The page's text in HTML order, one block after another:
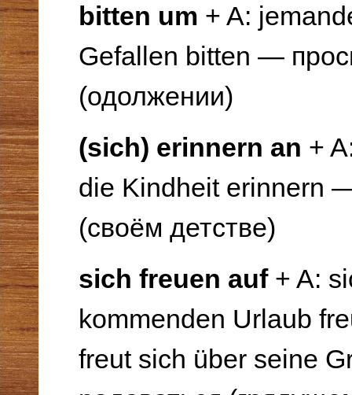
bitten um + A:
Gefallen bitten —
(одолжении)
(sich) erinnern an +
die Kindheit erinnern
(своём детстве)
sich freuen auf+ A:
kommenden Urlaub
freut sich über seine